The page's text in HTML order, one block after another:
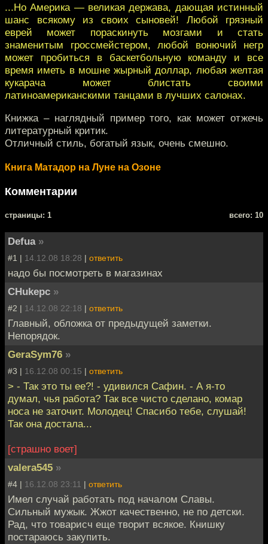
...Но Америка — великая держава, дающая истинный
шанс всякому из своих сыновей! Любой грязный
еврей может пораскинуть мозгами и стать
знаменитым гроссмейстером, любой вонючий негр
может пробиться в баскетбольную команду и все
время иметь в мошне жырный доллар, любая желтая
кукарача может блистать своими
латиноамериканскими танцами в лучших салонах.
Книжка – наглядный пример того, как может отжечь
литературный критик.
Отличный стиль, богатый язык, очень смешно.
Книга Матадор на Луне на Озоне
Комментарии
cтраницы: 1 всего: 10
Defua »
#1 | 14.12.08 18:28 | ответить
надо бы посмотреть в магазинах
CHukepc »
#2 | 14.12.08 22:18 | ответить
Главный, обложка от предыдущей заметки.
Непорядок.
GeraSym76 »
#3 | 16.12.08 00:15 | ответить
> - Так это ты ее?! - удивился Сафин. - А я-то
думал, чья работа? Так все чисто сделано, комар
носа не заточит. Молодец! Спасибо тебе, слушай!
Так она достала...
[страшно воет]
valera545 »
#4 | 16.12.08 23:11 | ответить
Имел случай работать под началом Славы.
Сильный мужык. Жжот качественно, не по детски.
Рад, что товарисч еще творит всякое. Книшку
постараюсь закупить.